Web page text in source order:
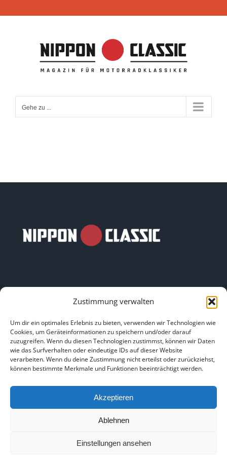
Zustimmung verwalten
Um dir ein optimales Erlebnis zu bieten, verwenden wir Technologien wie
Cookies, um Geräteinformationen zu speichern und/oder darauf
zuzugreifen. Wenn du diesen Technologien zustimmst, können wir Daten
wie das Surfverhalten oder eindeutige IDs auf dieser Website
verarbeiten. Wenn du deine Zustimmung nicht erteilst oder zurückziehst,
können bestimmte Merkmale und Funktionen beeinträchtigt werden.
Akzeptieren
Ablehnen
Einstellungen ansehen
Inhalt
Gehe zu ...
HOME|ÜBER UNS|IMPRESSUM |DATENSCHUTZ
BILDNACHWEISE
Copyright 2025